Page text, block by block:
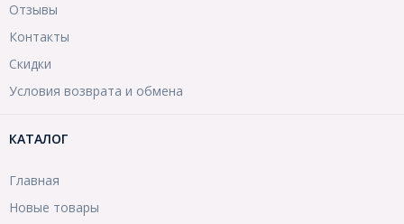
Отзывы
Контакты
Скидки
Условия возврата и обмена
КАТАЛОГ
Главная
Новые товары